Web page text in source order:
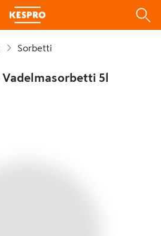
Sorbetti
5l